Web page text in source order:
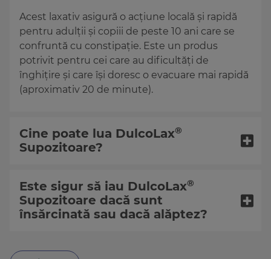
Acest laxativ asigură o acțiune locală și rapidă
pentru adulții și copiii de peste 10 ani care se
confruntă cu constipație. Este un produs
potrivit pentru cei care au dificultăți de
înghițire și care își doresc o evacuare mai rapidă
(aproximativ 20 de minute).
Cine poate lua DulcoLax®
Supozitoare?
Este sigur să iau DulcoLax®
Supozitoare dacă sunt
însărcinată sau dacă alăptez?